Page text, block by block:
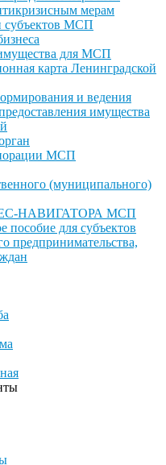
мерам
субъектов МСП
для МСП
карта Ленинградской
и ведения
имущества
МСП
(муниципального)
НАВИГАТОРА МСП
для субъектов
предпринимательства,